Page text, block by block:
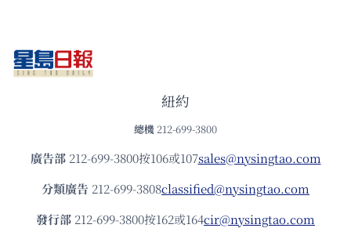
紐約
總機 212-699-3800
廣告部212-699-3800按106或107sales@nysingtao.com
分類廣告 212-699-3808classified@nysingtao.com
發⾏部 212-699-3800按162或164cir@nysingtao.com